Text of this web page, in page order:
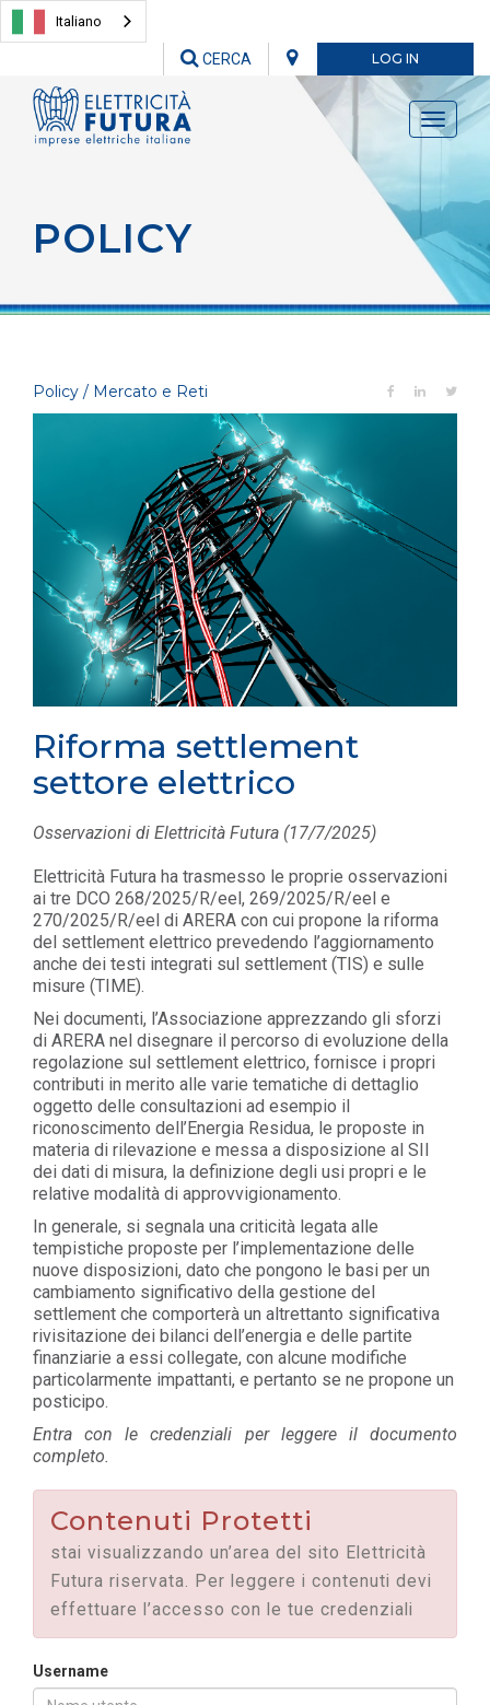
Italiano
LOG IN
CERCA
Toggle
POLICY
Policy / Mercato e Reti
Riforma settlement
settore elettrico
Osservazioni di Elettricità Futura (17/7/2025)
Elettricità Futura ha trasmesso le proprie osservazioni
ai tre DCO 268/2025/R/eel, 269/2025/R/eel e
270/2025/R/eel di ARERA con cui propone la riforma
del settlement elettrico prevedendo l’aggiornamento
anche dei testi integrati sul settlement (TIS) e sulle
misure (TIME).
Nei documenti, l’Associazione apprezzando gli sforzi
di ARERA nel disegnare il percorso di evoluzione della
regolazione sul settlement elettrico, fornisce i propri
contributi in merito alle varie tematiche di dettaglio
oggetto delle consultazioni ad esempio il
riconoscimento dell’Energia Residua, le proposte in
materia di rilevazione e messa a disposizione al SII
dei dati di misura, la definizione degli usi propri e le
relative modalità di approvvigionamento.
In generale, si segnala una criticità legata alle
tempistiche proposte per l’implementazione delle
nuove disposizioni, dato che pongono le basi per un
cambiamento significativo della gestione del
settlement che comporterà un altrettanto significativa
rivisitazione dei bilanci dell’energia e delle partite
finanziarie a essi collegate, con alcune modifiche
particolarmente impattanti, e pertanto se ne propone un
posticipo.
Entra con le credenziali per leggere il documento
completo.
Contenuti Protetti
stai visualizzando un’area del sito Elettricità
Futura riservata. Per leggere i contenuti devi
effettuare l’accesso con le tue credenziali
Username